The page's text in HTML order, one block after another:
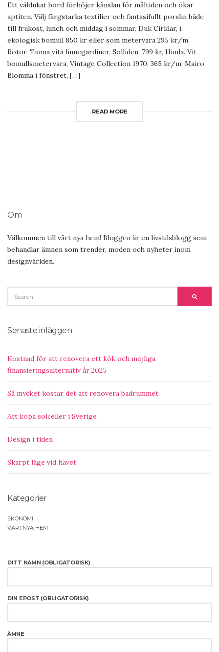
Ett väldukat bord förhöjer känslan för måltiden och ökar
aptiten. Välj färgstarka textilier och fantasifullt porslin både
till frukost, lunch och middag i sommar. Duk Cirklar, i
ekologisk bomull 850 kr eller som metervara 295 kr/m,
Rotor. Tunna vita linnegardiner, Solliden, 799 kr, Himla. Vit
bomullsmetervara, Vintage Collection 1970, 365 kr/m, Mairo.
Blomma i fönstret, […]
READ MORE
Om
Välkommen till vårt nya hem! Bloggen är en livstilsblogg som
behandlar ämnen som trender, moden och nyheter inom
designvärlden.
FOR:
Senaste inläggen
Kostnad för att renovera ett kök och möjliga
finansieringsalternativ år 2025
Så mycket kostar det att renovera badrummet
Att köpa solceller i Sverige
Design i tiden
Skarpt läge vid havet
Kategorier
EKONOMI
VARTNYA HEM
DITT NAMN (OBLIGATORISK)
DIN EPOST (OBLIGATORISK)
ÄMNE